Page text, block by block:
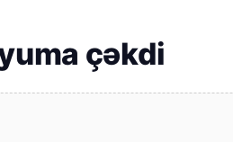
çəkdi